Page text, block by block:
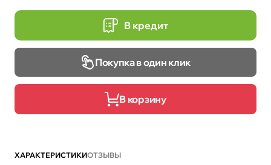
В кредит
Покупка в один клик
В корзину
ХАРАКТЕРИСТИКИОТЗЫВЫ